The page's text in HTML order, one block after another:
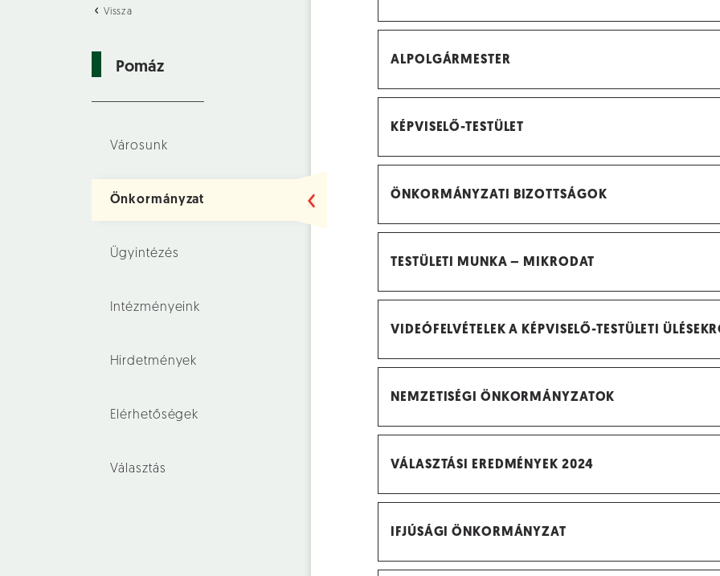
Vissza
Pomáz
Városunk
Önkormányzat
Ügyintézés
Intézményeink
Hirdetmények
Elérhetőségek
Választás
ALPOLGÁRMESTER
KÉPVISELŐ-TESTÜLET
ÖNKORMÁNYZATI BIZOTTSÁGOK
TESTÜLETI MUNKA – MIKRODAT
VIDEÓFELVÉTELEK A KÉPVISELŐ-TESTÜLETI
NEMZETISÉGI ÖNKORMÁNYZATOK
VÁLASZTÁSI EREDMÉNYEK 2024
IFJÚSÁGI ÖNKORMÁNYZAT